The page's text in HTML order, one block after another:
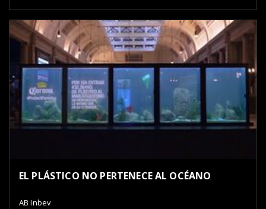
EL PLÁSTICO NO PERTENECE AL OCÉANO
AB Inbev